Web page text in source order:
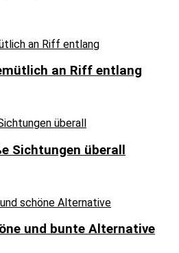
an Riff entlang
Sichtungen überall
und bunte Alternative